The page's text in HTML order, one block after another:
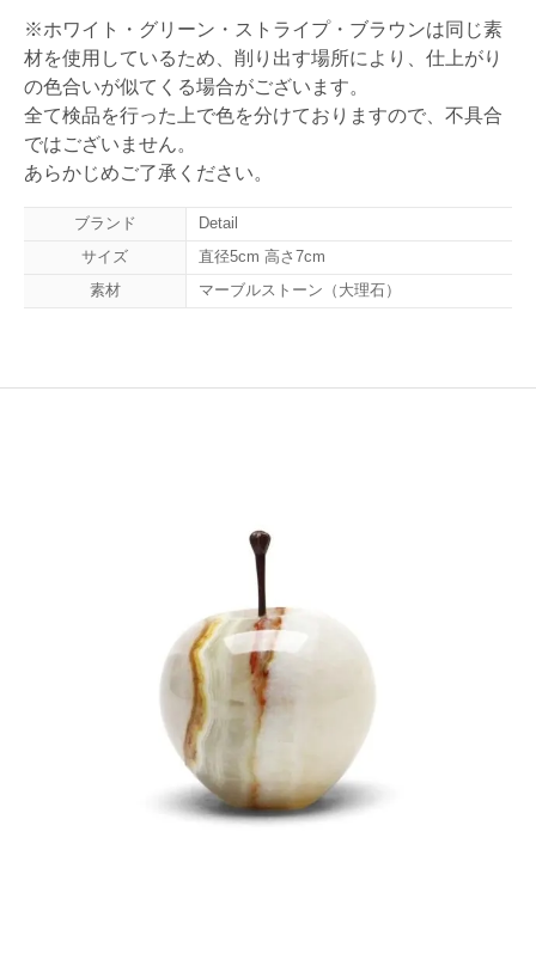
※ホワイト・グリーン・ストライプ・ブラウンは同じ素
材を使用しているため、削り出す場所により、仕上がり
の色合いが似てくる場合がございます。
全て検品を行った上で色を分けておりますので、不具合
ではございません。
あらかじめご了承ください。
ブランド
Detail
サイズ
直径5cm 高さ7cm
素材
マーブルストーン（大理石）